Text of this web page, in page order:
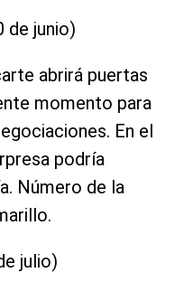
de junio)
abrirá puertas
momento para
En el
podría
Número de la
julio)